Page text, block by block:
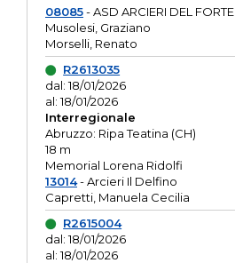
08085- ASD ARCIERI DEL FORTE
Musolesi, Graziano
Morselli, Renato
R2613035
dal: 18/01/2026
al: 18/01/2026
Interregionale
Abruzzo: Ripa Teatina (CH)
18 m
Memorial Lorena Ridolfi
13014- Arcieri Il Delfino
Capretti, Manuela Cecilia
R2615004
dal: 18/01/2026
al: 18/01/2026